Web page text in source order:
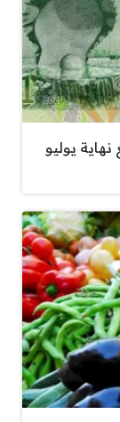
يوليو